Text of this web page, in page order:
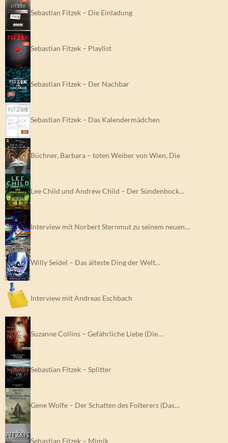
Sebastian Fitzek – Die Einladung
Sebastian Fitzek – Playlist
Sebastian Fitzek – Der Nachbar
Sebastian Fitzek – Das Kalendermädchen
Büchner, Barbara – toten Weiber von Wien, Die
Lee Child und Andrew Child – Der Sündenbock…
Interview mit Norbert Sternmut zu seinem neuen…
Willy Seidel – Das älteste Ding der Welt…
Interview mit Andreas Eschbach
Suzanne Collins – Gefährliche Liebe (Die…
Sebastian Fitzek – Splitter
Gene Wolfe – Der Schatten des Folterers (Das…
Sebastian Fitzek – Mimik